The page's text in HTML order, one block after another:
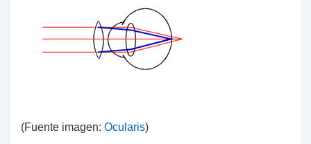
(Fuente imagen: Ocularis)